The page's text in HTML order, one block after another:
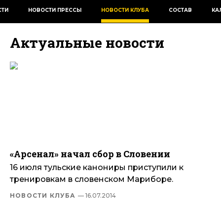
НОВОСТИ ПРЕССЫ НОВОСТИ КЛУБА СОСТАВ
Актуальные новости
«Арсенал» начал сбор в Словении
16 июля тульские канониры приступили к
тренировкам в словенском Мариборе.
НОВОСТИ КЛУБА — 16.07.2014